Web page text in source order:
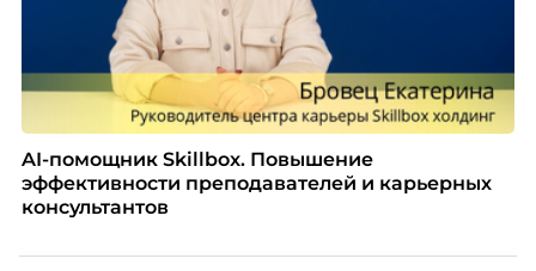
AI-помощник Skillbox. Повышение
эффективности преподавателей и карьерных
консультантов